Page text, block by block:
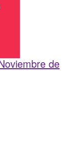
de